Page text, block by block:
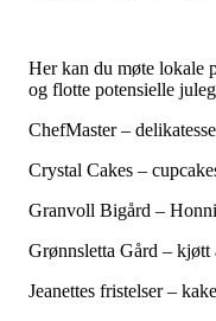
Her kan du møte lokale
og flotte potensielle
ChefMaster –
Crystal Cakes –
Granvoll Bigård –
Grønnsletta Gård – kjøtt
Jeanettes fristelser –